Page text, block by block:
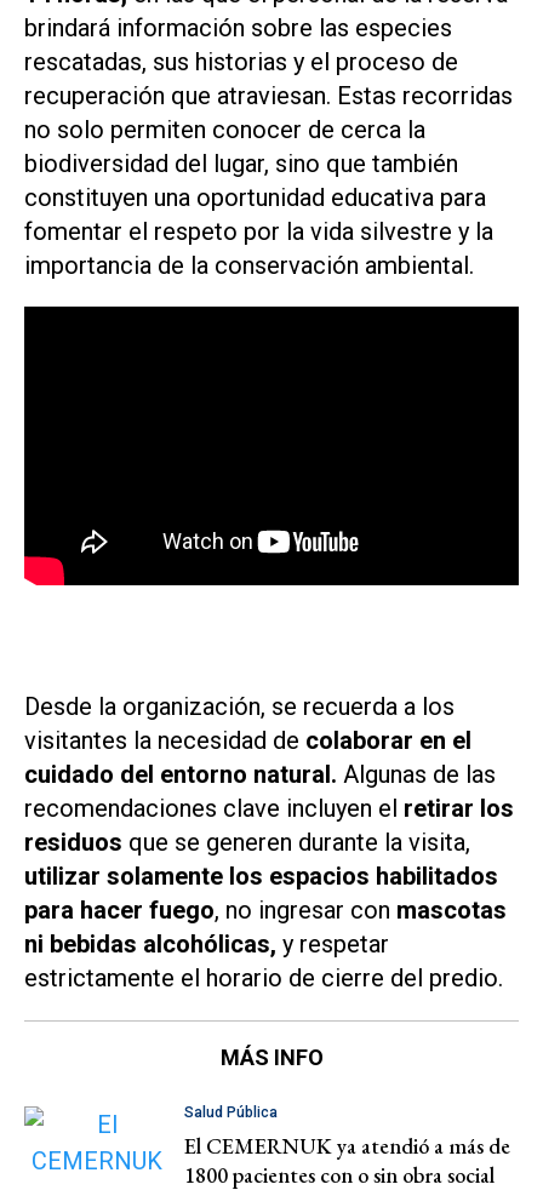
brindará información sobre las especies
rescatadas, sus historias y el proceso de
recuperación que atraviesan. Estas recorridas
no solo permiten conocer de cerca la
biodiversidad del lugar, sino que también
constituyen una oportunidad educativa para
fomentar el respeto por la vida silvestre y la
importancia de la conservación ambiental.
Desde la organización, se recuerda a los
visitantes la necesidad de colaborar en el
cuidado del entorno natural. Algunas de las
recomendaciones clave incluyen el retirar los
residuos que se generen durante la visita,
utilizar solamente los espacios habilitados
para hacer fuego, no ingresar con mascotas
ni bebidas alcohólicas, y respetar
estrictamente el horario de cierre del predio.
MÁS INFO
Salud Pública
El CEMERNUK ya atendió a más de
1800 pacientes con o sin obra social